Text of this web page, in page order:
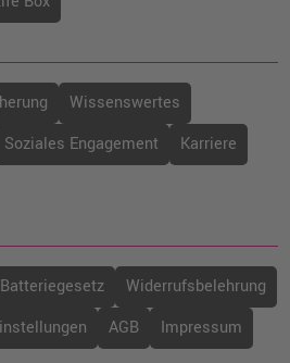
Wissenswertes
Soziales Engagement
Karriere
Batteriegesetz
Widerrufsbelehrung
AGB Impressum